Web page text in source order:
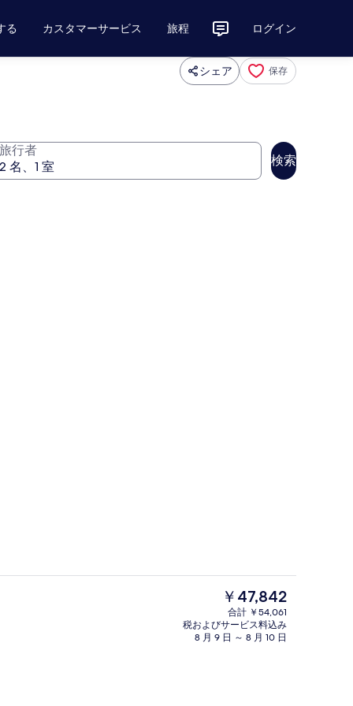
る カスタマーサービス 旅程 ログイン
シェア 保存
行者
検索
外観
現
在
の
料
￥47,842
合計 ￥54,061
税およびサービス料込み
8 月 9 日 ～ 8 月 10 日